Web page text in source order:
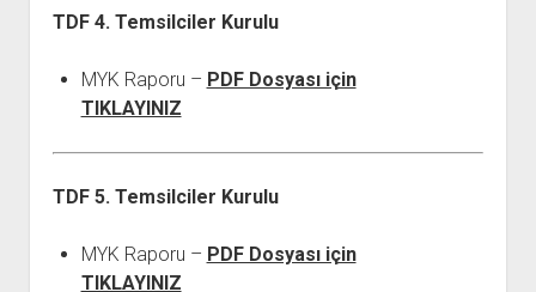
TDF 4. Temsilciler Kurulu
MYK Raporu – PDF Dosyası için
TIKLAYINIZ
TDF 5. Temsilciler Kurulu
MYK Raporu – PDF Dosyası için
TIKLAYINIZ